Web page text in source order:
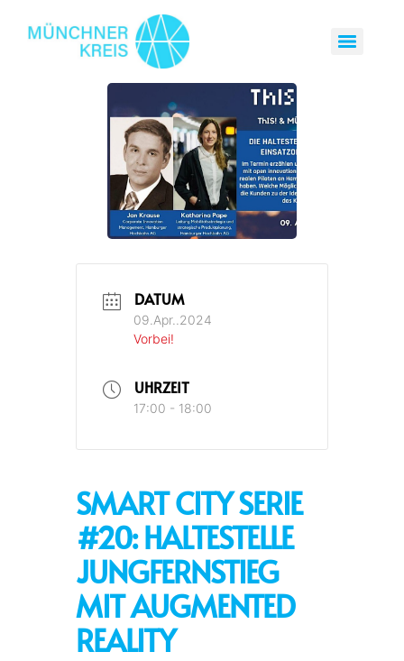
DATUM
09.Apr..2024
Vorbei!
UHRZEIT
17:00 - 18:00
SMART CITY SERIE
#20: HALTESTELLE
JUNGFERNSTIEG
MIT AUGMENTED
REALITY